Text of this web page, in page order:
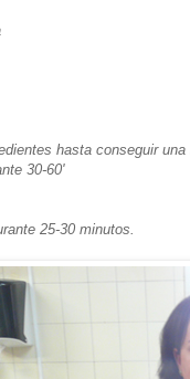
hasta conseguir
30-60'
25-30 minutos.